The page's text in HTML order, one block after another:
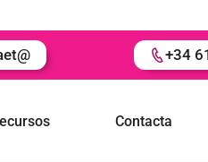
Contacta
+34